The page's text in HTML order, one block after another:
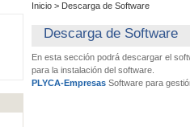
Inicio > Descarga de Software
Descarga de Software
En esta sección podrá descargar el
para la instalación del software.
PLYCA-Empresas Software para